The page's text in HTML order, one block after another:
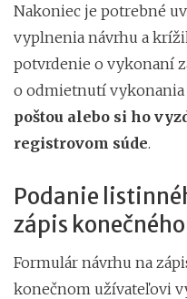
Nakoniec je potrebné
vyplnenia návrhu a
potvrdenie o vykonaní
o odmietnutí vykonania
poštou alebo si ho
registrovom súde.
Podanie
zápis
Formulár návrhu na
konečnom užívateľovi